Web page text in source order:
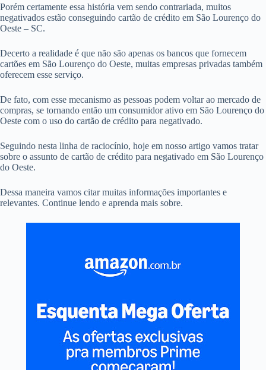
Porém certamente essa história vem sendo contrariada, muitos
negativados estão conseguindo cartão de crédito em São Lourenço do
Oeste – SC.
Decerto a realidade é que não são apenas os bancos que fornecem
cartões em São Lourenço do Oeste, muitas empresas privadas também
oferecem esse serviço.
De fato, com esse mecanismo as pessoas podem voltar ao mercado de
compras, se tornando então um consumidor ativo em São Lourenço do
Oeste com o uso do cartão de crédito para negativado.
Seguindo nesta linha de raciocínio, hoje em nosso artigo vamos tratar
sobre o assunto de cartão de crédito para negativado em São Lourenço
do Oeste.
Dessa maneira vamos citar muitas informações importantes e
relevantes. Continue lendo e aprenda mais sobre.